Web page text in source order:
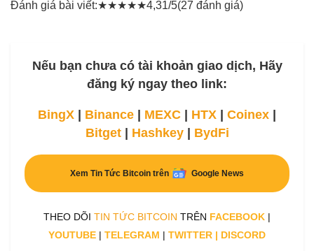
Đánh giá bài viết:★★★★★4,31/5(27 đánh giá)
Nếu bạn chưa có tài khoản giao dịch, Hãy
đăng ký ngay theo link:
BingX | Binance | MEXC | HTX | Coinex |
Bitget| Hashkey| BydFi
Xem Tin Tức Bitcoin trên Google News
THEO DÕI TIN TỨC BITCOIN TRÊN FACEBOOK |
YOUTUBE | TELEGRAM | TWITTER | DISCORD